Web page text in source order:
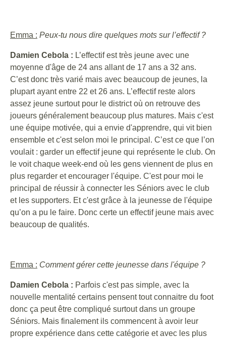
Emma : Peux-tu nous dire quelques mots sur l’effectif ?
Damien Cebola : L’effectif est très jeune avec une
moyenne d'âge de 24 ans allant de 17 ans a 32 ans.
C’est donc très varié mais avec beaucoup de jeunes, la
plupart ayant entre 22 et 26 ans. L’effectif reste alors
assez jeune surtout pour le district où on retrouve des
joueurs généralement beaucoup plus matures. Mais c'est
une équipe motivée, qui a envie d'apprendre, qui vit bien
ensemble et c'est selon moi le principal. C’est ce que l’on
voulait : garder un effectif jeune qui représente le club. On
le voit chaque week-end où les gens viennent de plus en
plus regarder et encourager l'équipe. C'est pour moi le
principal de réussir à connecter les Séniors avec le club
et les supporters. Et c'est grâce à la jeunesse de l'équipe
qu’on a pu le faire. Donc certe un effectif jeune mais avec
beaucoup de qualités.
Emma : Comment gérer cette jeunesse dans l'équipe ?
Damien Cebola : Parfois c'est pas simple, avec la
nouvelle mentalité certains pensent tout connaitre du foot
donc ça peut être compliqué surtout dans un groupe
Séniors. Mais finalement ils commencent à avoir leur
propre expérience dans cette catégorie et avec les plus